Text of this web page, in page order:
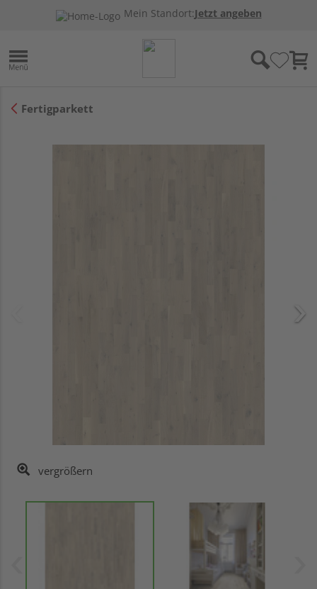
Mein Standort:Jetzt angeben
Fertigparkett
vergrößern